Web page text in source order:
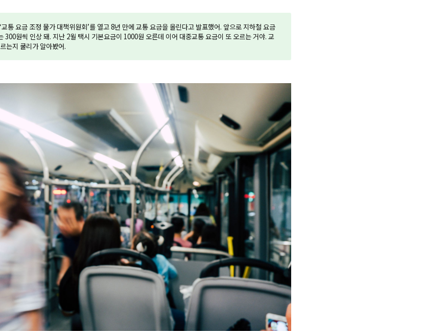
통 요금 조정 물가 대책위원회’를 열고 8년 만에 교통 요금을 올린다고 발표했어. 앞으로 지하철 요금
300원씩 인상 돼. 지난 2월 택시 기본요금이 1000원 오른데 이어 대중교통 요금이 또 오르는 거야. 교
는지 쿨리가 알아봤어.